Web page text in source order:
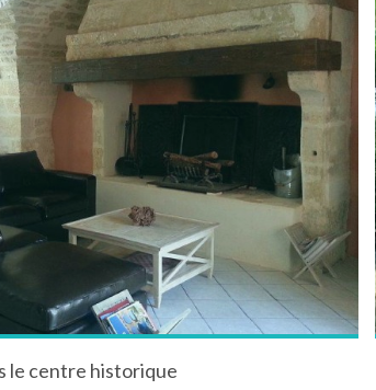
le centre historique